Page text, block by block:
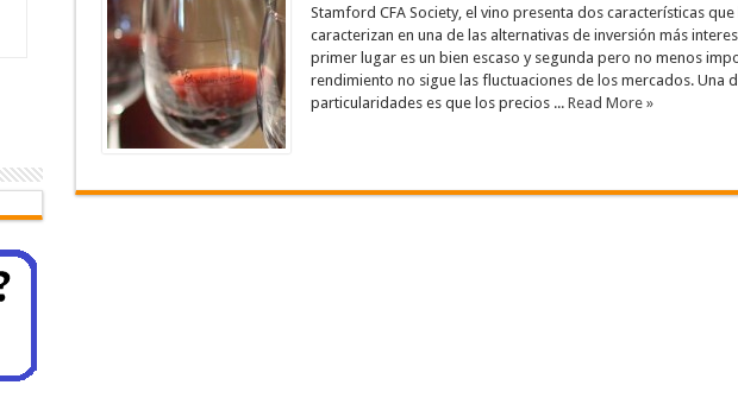
Stamford CFA Society, el vino presenta dos características que
caracterizan en una de las alternativas de inversión más
primer lugar es un bien escaso y segunda pero no menos
rendimiento no sigue las fluctuaciones de los mercados. Una
particularidades es que los precios ... Read More »